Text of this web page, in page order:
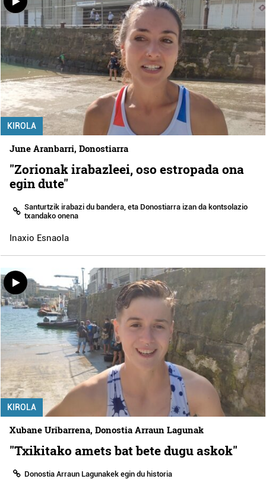
KIROLA
June Aranbarri, Donostiarra
"Zorionak irabazleei, oso estropada ona
egin dute"
Santurtzik irabazi du bandera, eta Donostiarra izan da kontsolazio
txandako onena
Inaxio Esnaola
KIROLA
Xubane Uribarrena, Donostia Arraun Lagunak
"Txikitako amets bat bete dugu askok"
Donostia Arraun Lagunakek egin du historia